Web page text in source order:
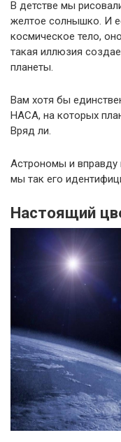
В детстве мы
желтое солнышко. И
космическое тело,
такая иллюзия
планеты.
Вам хотя бы
НАСА, на которых
Вряд ли.
Астрономы и
мы так его
Настоящий